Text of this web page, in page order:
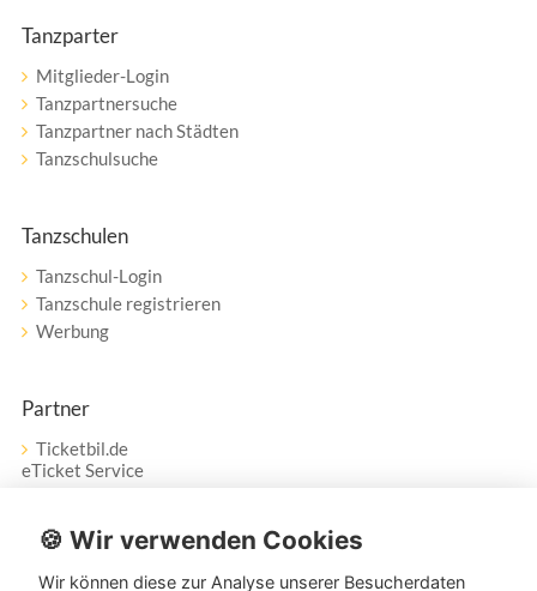
Tanzparter
Mitglieder-Login
Tanzpartnersuche
Tanzpartner nach Städten
Tanzschulsuche
Tanzschulen
Tanzschul-Login
Tanzschule registrieren
Werbung
Partner
Ticketbil.de
eTicket Service
Vertrag widerrufen
🍪 Wir verwenden Cookies
Wir können diese zur Analyse unserer Besucherdaten